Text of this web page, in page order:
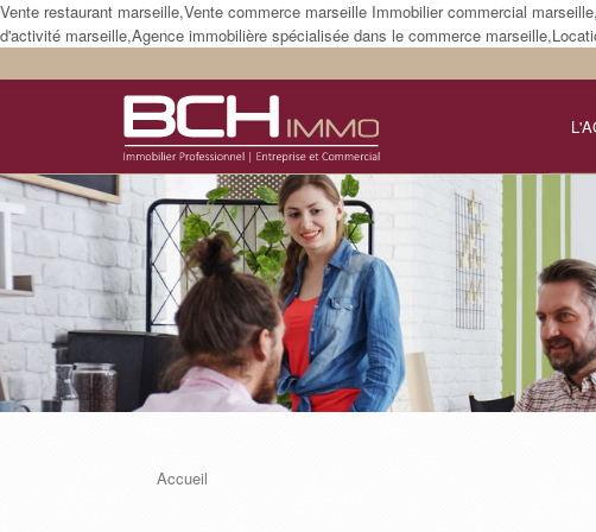
Vente restaurant marseille,Vente commerce marseille Immobilier commercial
d'activité marseille,Agence immobilière spécialisée dans le commerce
Accueil